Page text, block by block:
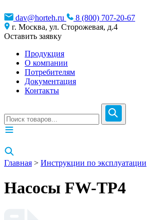
dav@horteh.ru
8 (800) 707-20-67
г. Москва, ул. Сторожевая, д.4
Оставить заявку
Продукция
О компании
Потребителям
Документация
Контакты
Главная > Инструкции по эксплуатации
Насосы FW-TP4